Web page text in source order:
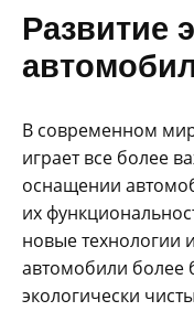
Развитие
В современном
играет все более
оснащении
их
новые технологии
автомобили
экологически